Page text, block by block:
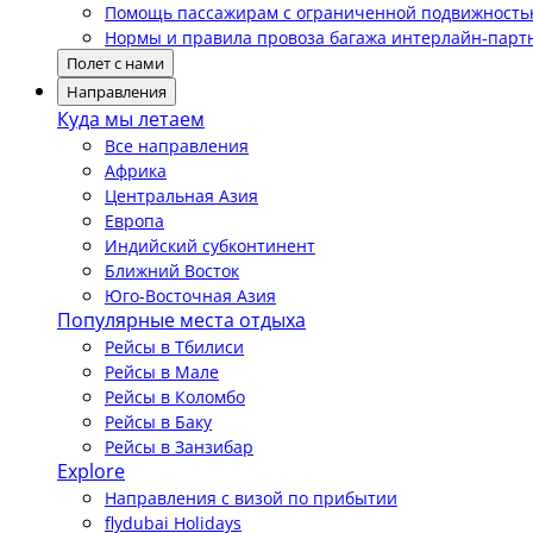
Помощь пассажирам с ограниченной
Нормы и правила провоза багажа интерлайн-
Полет с нами
Направления
Куда мы летаем
Все направления
Африка
Центральная Азия
Европа
Индийский субконтинент
Ближний Восток
Юго-Восточная Азия
Популярные места отдыха
Рейсы в Тбилиси
Рейсы в Мале
Рейсы в Коломбо
Рейсы в Баку
Рейсы в Занзибар
Explore
Направления с визой по прибытии
flydubai Holidays